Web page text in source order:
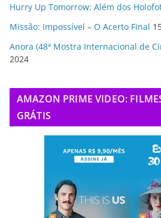
Hurry Up Tomorrow: Além dos
Missão: Impossível – O Acerto Final
Anora (48ª Mostra Internacional de
2024
AMAZON PRIME VIDEO:
GRÁTIS